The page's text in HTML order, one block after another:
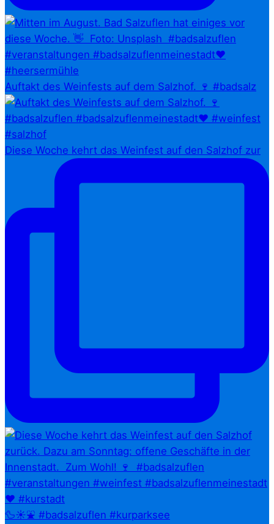
Auftakt des Weinfests auf dem Salzhof. 🍷 #badsalz
Diese Woche kehrt das Weinfest auf den Salzhof zur
🦆☀️⛲ #badsalzuflen #kurparksee